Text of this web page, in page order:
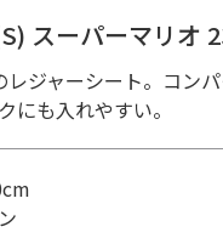
スーパーマリオ
ジャーシート。コン
にも入れやすい。